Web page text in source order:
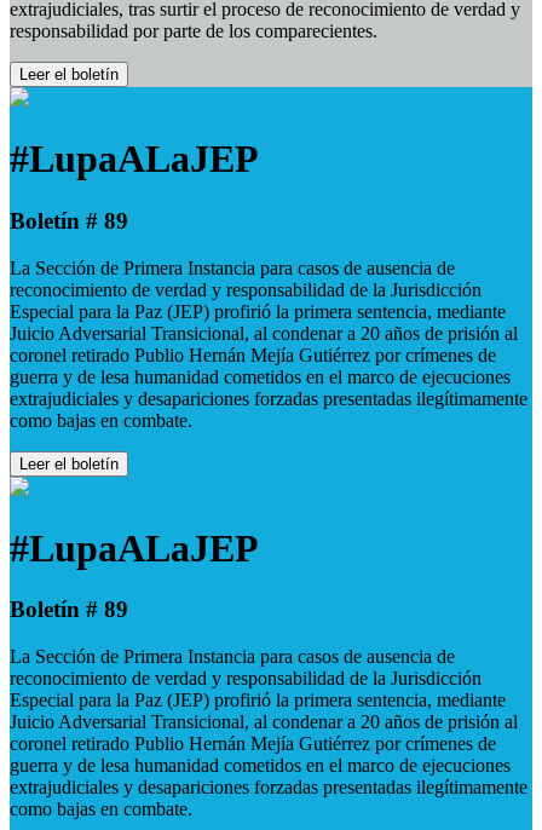
extrajudiciales, tras surtir el proceso de reconocimiento de verdad y
responsabilidad por parte de los comparecientes.
Leer el boletín
#LupaALaJEP
Boletín # 89
La Sección de Primera Instancia para casos de ausencia de
reconocimiento de verdad y responsabilidad de la Jurisdicción
Especial para la Paz (JEP) profirió la primera sentencia, mediante
Juicio Adversarial Transicional, al condenar a 20 años de prisión al
coronel retirado Publio Hernán Mejía Gutiérrez por crímenes de
guerra y de lesa humanidad cometidos en el marco de ejecuciones
extrajudiciales y desapariciones forzadas presentadas ilegítimamente
como bajas en combate.
Leer el boletín
#LupaALaJEP
Boletín # 89
La Sección de Primera Instancia para casos de ausencia de
reconocimiento de verdad y responsabilidad de la Jurisdicción
Especial para la Paz (JEP) profirió la primera sentencia, mediante
Juicio Adversarial Transicional, al condenar a 20 años de prisión al
coronel retirado Publio Hernán Mejía Gutiérrez por crímenes de
guerra y de lesa humanidad cometidos en el marco de ejecuciones
extrajudiciales y desapariciones forzadas presentadas ilegítimamente
como bajas en combate.